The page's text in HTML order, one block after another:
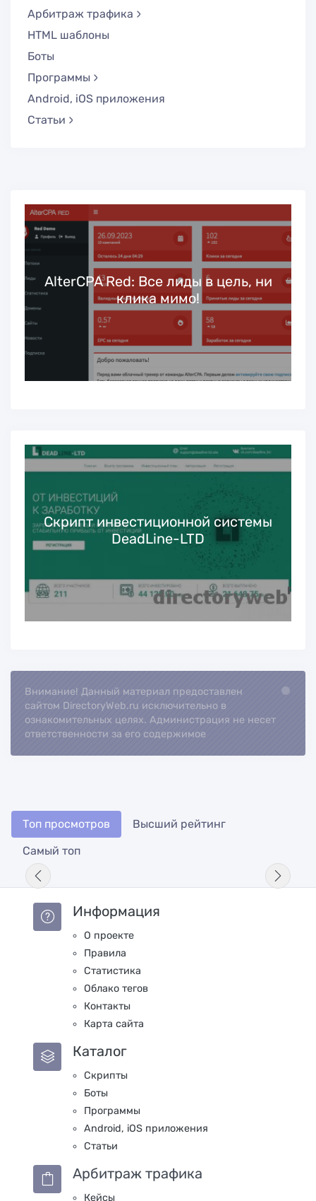
Арбитраж трафика
HTML шаблоны
Боты
Программы
Android, iOS приложения
Статьи
AlterCPA Red: Все лиды в цель, ни
клика мимо!
Скрипт инвестиционной системы
DeadLine-LTD
Внимание! Данный материал предоставлен
сайтом DirectoryWeb.ru исключительно в
ознакомительных целях. Администрация не несет
ответственности за его содержимое
Топ просмотров
Высший рейтинг
Самый топ
Информация
О проекте
Правила
Статистика
Облако тегов
Контакты
Карта сайта
Каталог
Скрипты
Боты
Программы
Android, iOS приложения
Статьи
Арбитраж трафика
Кейсы